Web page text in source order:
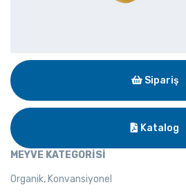
Sipariş
Katalog
MEYVE KATEGORİSİ
Organik, Konvansiyonel